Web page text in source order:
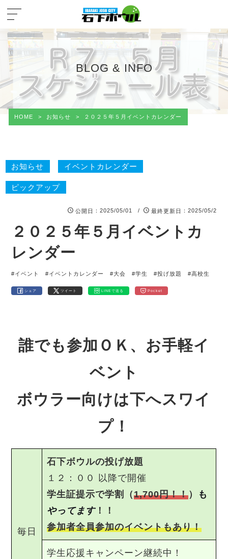
BLOG & INFO
HOME > お知らせ > ２０２５年５月イベントカレンダー
お知らせ イベントカレンダー
ピックアップ
公開日 ：2025/05/01 / 最終更新日 ：2025/05/2
２０２５年５月イベントカ
レンダー
#イベント #イベントカレンダー #大会 #学生 #投げ放題 #高校生
シェア ツイート LINEで送る Pocket
誰でも参加ＯＫ、お手軽イ
ベント
ボウラー向けは下へスワイ
プ！
毎日
石下ボウルの投げ放題
１２：００ 以降で開催
学生証提示で学割（1,700円！！）
も
やってます！！
参加者全員参加のイベントもあり！
学生応援キャンペーン継続中！